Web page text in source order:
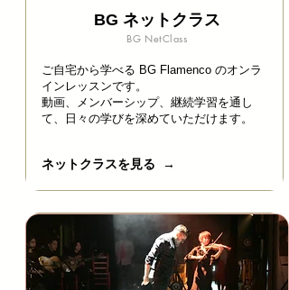
BG ネットクラス
BG NetClass
ご自宅から学べる BG Flamenco のオンラ
インレッスンです。
動画、メンバーシップ、継続学習を通し
て、日々の学びを深めていただけます。
ネットクラスを見る →